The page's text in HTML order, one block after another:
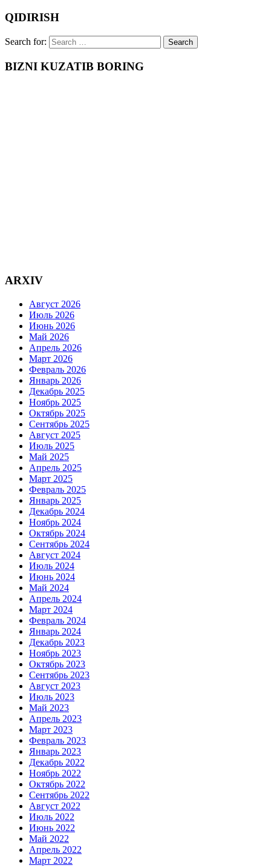
QIDIRISH
Search for:
BIZNI KUZATIB BORING
ARXIV
Август 2026
Июль 2026
Июнь 2026
Май 2026
Апрель 2026
Март 2026
Февраль 2026
Январь 2026
Декабрь 2025
Ноябрь 2025
Октябрь 2025
Сентябрь 2025
Август 2025
Июль 2025
Май 2025
Апрель 2025
Март 2025
Февраль 2025
Январь 2025
Декабрь 2024
Ноябрь 2024
Октябрь 2024
Сентябрь 2024
Август 2024
Июль 2024
Июнь 2024
Май 2024
Апрель 2024
Март 2024
Февраль 2024
Январь 2024
Декабрь 2023
Ноябрь 2023
Октябрь 2023
Сентябрь 2023
Август 2023
Июль 2023
Май 2023
Апрель 2023
Март 2023
Февраль 2023
Январь 2023
Декабрь 2022
Ноябрь 2022
Октябрь 2022
Сентябрь 2022
Август 2022
Июль 2022
Июнь 2022
Май 2022
Апрель 2022
Март 2022